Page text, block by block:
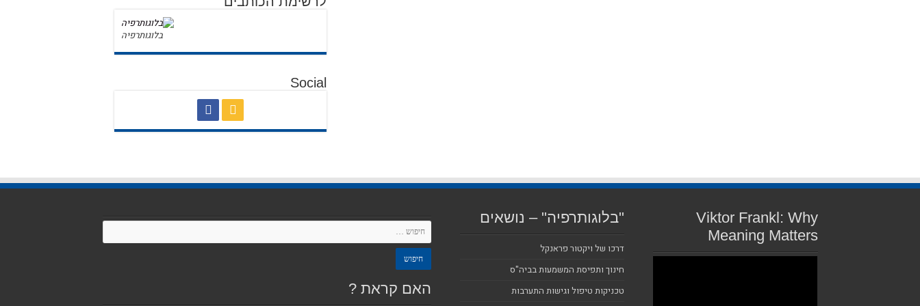
בלוגותרפיה
Social
Viktor Frankl: Why
Meaning Matters
"בלוגותרפיה" – נושאים
דרכו של ויקטור פראנקל
חינוך ותפיסת המשמעות בביה"ס
טכניקות טיפול וגישות התערבות
האם קראת ?